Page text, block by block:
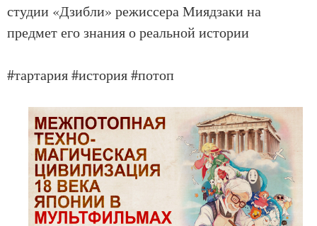
студии «Дзибли» режиссера Миядзаки на
предмет его знания о реальной истории
#тартария #история #потоп